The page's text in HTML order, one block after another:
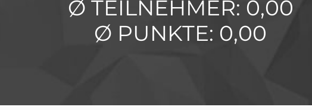
Ø TEILNEHMER: 0,00
Ø PUNKTE: 0,00